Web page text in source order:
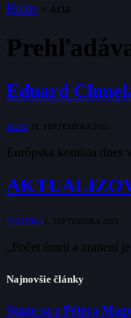
Home » ázia
Eduard
BLOG 18. SEPTEMBRA 2025
Európska komisia
POLITIKA 1. SEPTEMBRA 2025
„Počet úmrtí a zranení
Najnovšie články
Stane sa z Pétera